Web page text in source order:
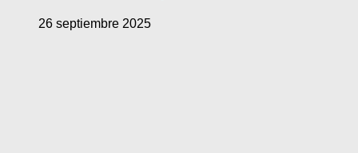
26 septiembre 2025